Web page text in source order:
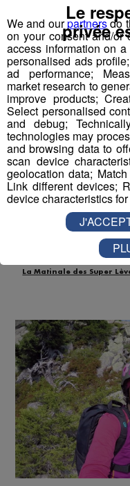
Testé
Publié par La
-Mis à jour
Radio
La Matinale des Super
We and ourpartnersdo
on your consent and/or
access information on
personalised ads
ad performance;
market research to
improve products;
Select personalised
and debug;
technologies may
and browsing data to
scan device
geolocation data;
Link different devices;
device characteristics
Le
privée